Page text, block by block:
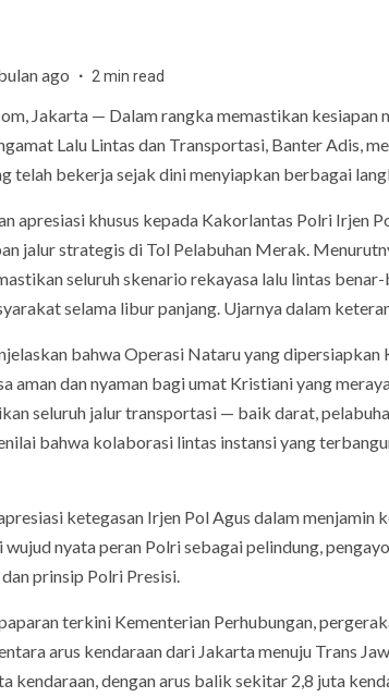
ago 2 min read
Jakarta — Dalam rangka memastikan
Lalu Lintas dan Transportasi, Banter Adis,
telah bekerja sejak dini menyiapkan berbagai
apresiasi khusus kepada Kakorlantas Polri Irjen
jalur strategis di Tol Pelabuhan Merak.
seluruh skenario rekayasa lalu lintas
selama libur panjang. Ujarnya dalam
bahwa Operasi Nataru yang
aman dan nyaman bagi umat Kristiani yang
seluruh jalur transportasi — baik darat,
bahwa kolaborasi lintas instansi yang
ketegasan Irjen Pol Agus dalam menjamin
wujud nyata peran Polri sebagai pelindung,
prinsip Polri Presisi.
terkini Kementerian Perhubungan,
arus kendaraan dari Jakarta menuju Trans
kendaraan, dengan arus balik sekitar 2,8 juta